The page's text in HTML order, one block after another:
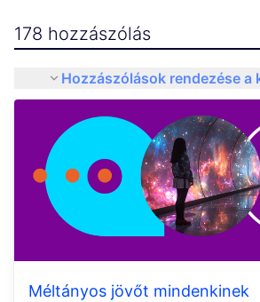
178 hozzászólás
Hozzászólások rendezése a
Méltányos jövőt mindenkinek